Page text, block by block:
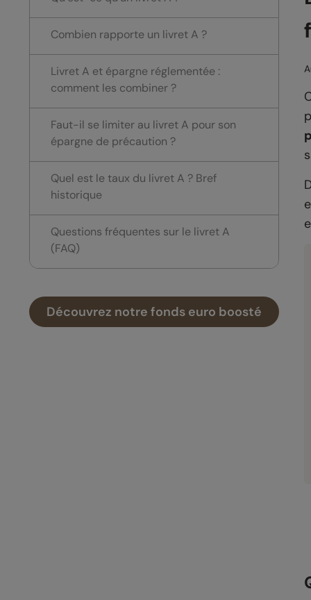
Combien rapporte un livret A ?
Livret A et épargne réglementée :
comment les combiner ?
Faut-il se limiter au livret A pour son
épargne de précaution ?
Quel est le taux du livret A ? Bref
historique
Questions fréquentes sur le livret A
(FAQ)
Découvrez notre fonds euro boosté